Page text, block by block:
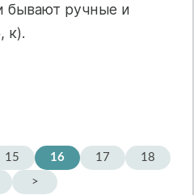
бывают ручные и
к).
15 16 17
18
>